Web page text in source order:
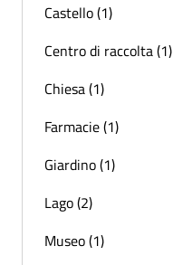
Castello (1)
Centro di raccolta (1)
Chiesa (1)
Farmacie (1)
Giardino (1)
Lago (2)
Museo (1)